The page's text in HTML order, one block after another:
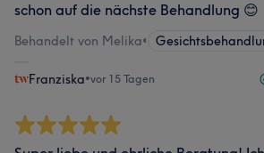
schon auf die nächste Behandlung 😊
Behandelt von Melika•
Franziska•vor 15 Tagen